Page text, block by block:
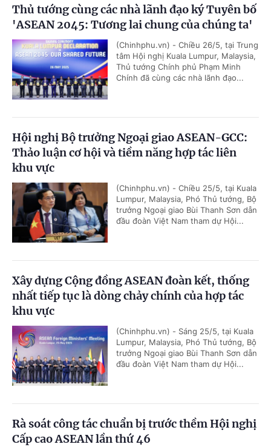
Thủ tướng cùng các nhà lãnh đạo ký Tuyên bố
'ASEAN 2045: Tương lai chung của chúng ta'
(Chinhphu.vn) - Chiều 26/5, tại Trung
tâm Hội nghị Kuala Lumpur, Malaysia,
Thủ tướng Chính phủ Phạm Minh
Chính đã cùng các nhà lãnh đạo...
Hội nghị Bộ trưởng Ngoại giao ASEAN-GCC:
Thảo luận cơ hội và tiềm năng hợp tác liên
khu vực
(Chinhphu.vn) - Chiều 25/5, tại Kuala
Lumpur, Malaysia, Phó Thủ tướng, Bộ
trưởng Ngoại giao Bùi Thanh Sơn dẫn
đầu đoàn Việt Nam tham dự Hội...
Xây dựng Cộng đồng ASEAN đoàn kết, thống
nhất tiếp tục là dòng chảy chính của hợp tác
khu vực
(Chinhphu.vn) - Sáng 25/5, tại Kuala
Lumpur, Malaysia, Phó Thủ tướng, Bộ
trưởng Ngoại giao Bùi Thanh Sơn dẫn
đầu đoàn Việt Nam tham dự Hội...
Rà soát công tác chuẩn bị trước thềm Hội nghị
Cấp cao ASEAN lần thứ 46